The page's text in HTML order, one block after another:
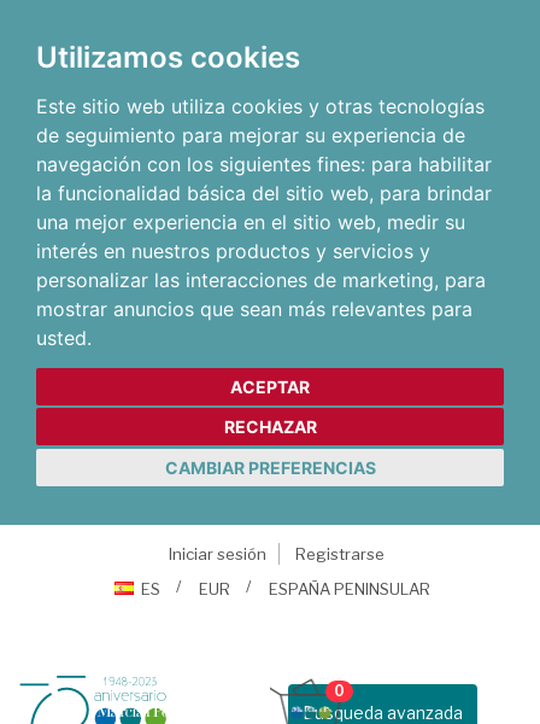
Utilizamos cookies
Este sitio web utiliza cookies y otras tecnologías
de seguimiento para mejorar su experiencia de
navegación con los siguientes fines: para habilitar
la funcionalidad básica del sitio web, para brindar
una mejor experiencia en el sitio web, medir su
interés en nuestros productos y servicios y
personalizar las interacciones de marketing, para
mostrar anuncios que sean más relevantes para
usted.
ACEPTAR
RECHAZAR
CAMBIAR PREFERENCIAS
Iniciar sesión
Registrarse
ES
EUR ESPAÑA PENINSULAR
Busqueda avanzada
0